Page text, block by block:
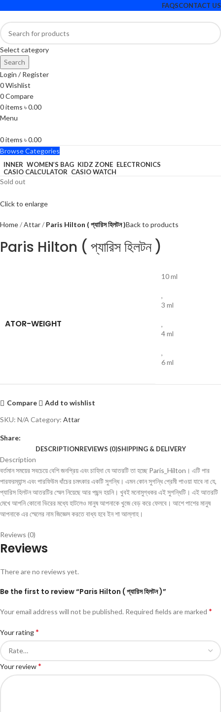
FAQSCONTACT US
Select category
Search
Login / Register
0Wishlist
0Compare
0items ৳0.00
Menu
0items ৳0.00
Browse Categories
INNER WOMEN’S BAG KIDZ ZONE ELECTRONICS
CASIO CALCULATOR CASIO WATCH
Sold out
Click to enlarge
Home Attar Paris Hilton ( প্যারিস হিলটন )Back to products
Paris Hilton ( প্যারিস হিলটন )
ATOR-WEIGHT
10 ml
,
3 ml
,
4 ml
,
6 ml
Compare
Add to wishlist
SKU: N/A Category: Attar
Share:
DESCRIPTIONREVIEWS (0)SHIPPING & DELIVERY
Description
বর্তমান সময়ের সবচেয়ে বেশি জনপ্রিয় এবং চাহিদা যে আতরটি তা হচ্ছে Paris_Hilton। এটি পার
পারফরম্যান্স এবং পারফিউম ধাঁচের চমৎকার একটি সুগন্ধি। এমন কোন সুগন্ধি প্রেমী পাওয়া যাবে না যে,
প্যারিস হিলটন আতরটির স্মেল নিয়েছে আর পছন্দ হয়নি। খুবই মনোমুগ্ধকর এই সুগন্ধিটি। এই আতরটি
মেখে আপনি কোনো ভিরের মধ্যে হাটলেও মানুষ আপনাকে খুজে বেড় করে ফেলবে। আশে পাশের মানুষ
আপনাকে এর স্মেলের নাম জিজ্ঞেস করতে বাধ্য হবে ইন শা আল্লাহ।
Reviews (0)
Reviews
There are no reviews yet.
Be the first to review “Paris Hilton ( প্যারিস হিলটন )”
Your email address will not be published. Required fields are marked *
Your rating*
Your review*